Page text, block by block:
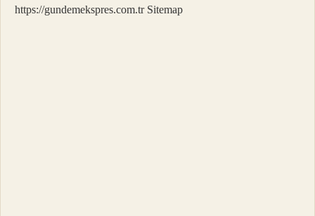
2024
https://gundemekspres.com.tr Sitemap